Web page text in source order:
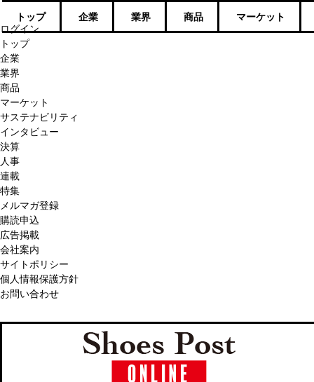
ログイン
トップ
企業
業界
商品
マーケット
サステナビリティ
インタビュー
決算
人事
連載
特集
メルマガ登録
購読申込
広告掲載
会社案内
サイトポリシー
個人情報保護方針
お問い合わせ
トップ 企業 業界 商品 マーケット